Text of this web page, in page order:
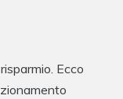
Ecco